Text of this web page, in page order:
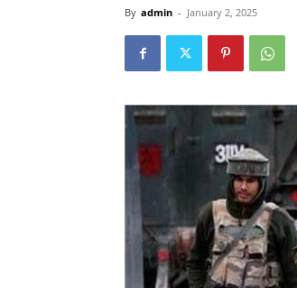
By admin - January 2, 2025